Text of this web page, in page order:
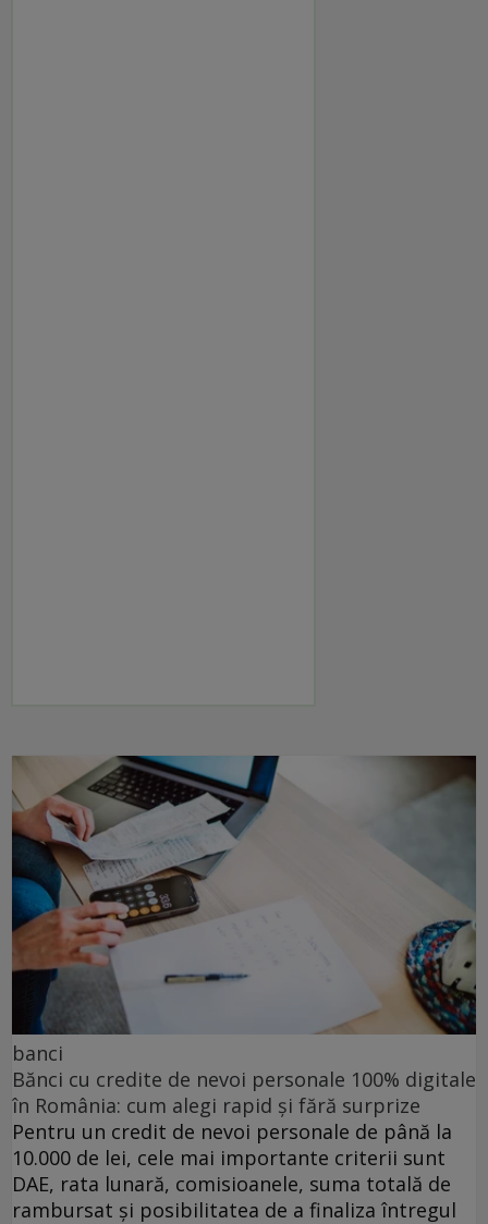
banci
Bănci cu credite de nevoi personale 100% digitale
în România: cum alegi rapid și fără surprize
Pentru un credit de nevoi personale de până la
10.000 de lei, cele mai importante criterii sunt
DAE, rata lunară, comisioanele, suma totală de
rambursat și posibilitatea de a finaliza întregul